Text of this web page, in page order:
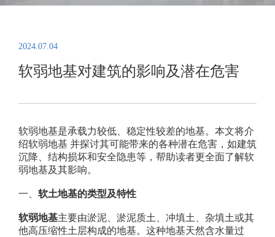
2024.07.04
软弱地基对建筑的影响及潜在危害
软弱地基是承载力较低、稳定性较差的地基。本文将介
绍软弱地基 并探讨其可能带来的各种潜在危害，如建筑
沉降、结构损坏和安全隐患等，帮助读者更全面了解软
弱地基及其影响。
一、 软土地基的类型及特性
软弱地基主要由淤泥、淤泥质土、冲填土、杂填土或其
他高压缩性土层构成的地基。这种地基天然含水量过